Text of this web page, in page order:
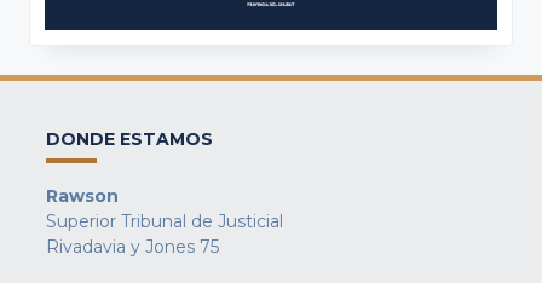
DONDE ESTAMOS
Rawson
Superior Tribunal de Justicial
Rivadavia y Jones 75